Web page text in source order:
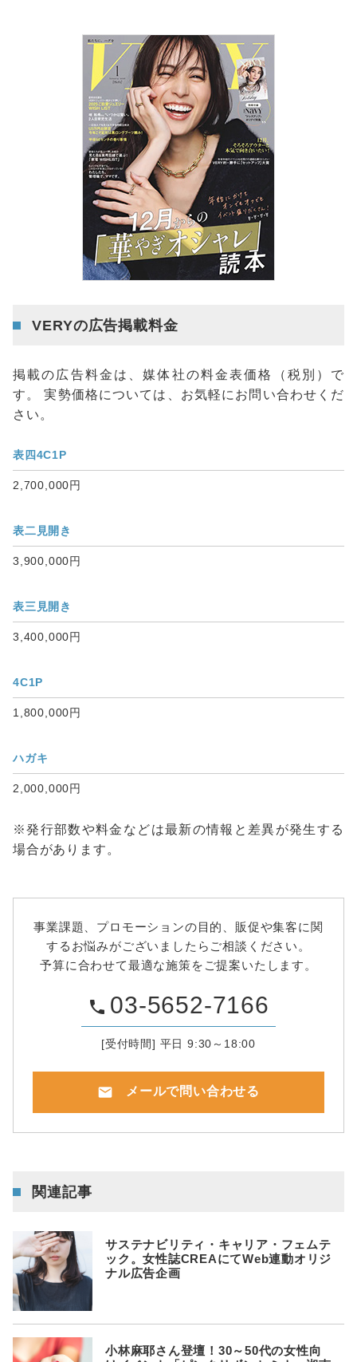
VERYの広告掲載料金
掲載の広告料金は、媒体社の料金表価格（税別）で
す。 実勢価格については、お気軽にお問い合わせくだ
さい。
表四4C1P
2,700,000円
表二見開き
3,900,000円
表三見開き
3,400,000円
4C1P
1,800,000円
ハガキ
2,000,000円
※発行部数や料金などは最新の情報と差異が発生する
場合があります。
事業課題、プロモーションの目的、販促や集客に関
するお悩みがございましたらご相談ください。
予算に合わせて最適な施策をご提案いたします。
phone 03-5652-7166
[受付時間] 平日 9:30～18:00
mail メールで問い合わせる
関連記事
サステナビリティ・キャリア・フェムテ
ック。女性誌CREAにてWeb連動オリジ
ナル広告企画
小林麻耶さん登壇！30～50代の女性向